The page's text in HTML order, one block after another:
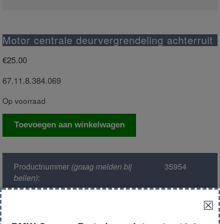
Motor centrale deurvergrendeling achterruit
€25.00
67.11.8.384.069
Op voorraad
Motor
aantal
Toevoegen aan winkelwagen
Productnummer(graag melden bij
bellen):
35954
☒